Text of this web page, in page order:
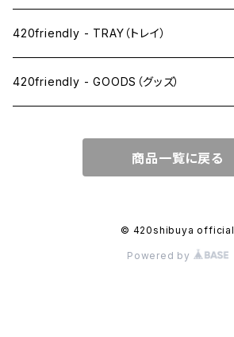
1 1/4サイズ
キングサイズスリム
キングサイズワイド
420friendly - TRAY（トレイ）
420friendly - GOODS（グッズ）
JOINT（ジョイント系）
CLEANING（掃除・保管）
商品一覧に戻る
© 420shibuya official
Powered by